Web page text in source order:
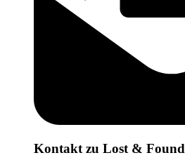
Kontakt zu Lost & Found